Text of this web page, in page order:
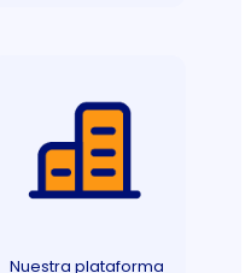
Nuestra plataforma